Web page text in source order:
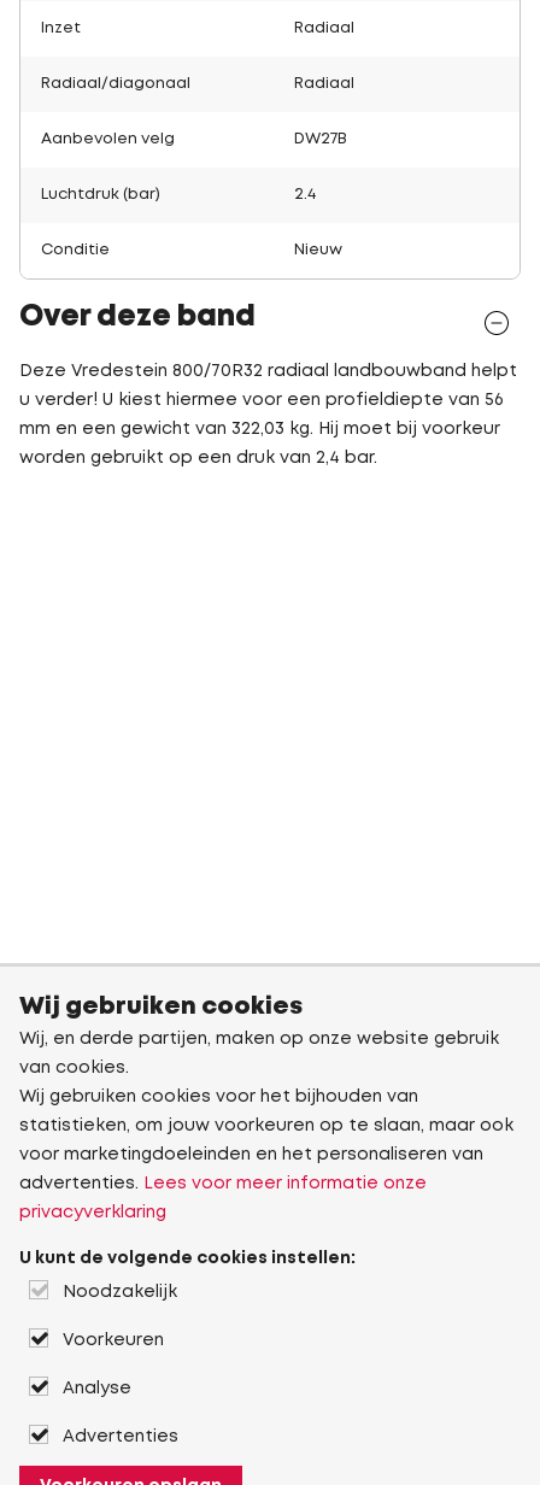
Inzet Radiaal
Radiaal/diagonaal Radiaal
Aanbevolen velg DW27B
Luchtdruk (bar) 2.4
Conditie Nieuw
Over deze band
Deze Vredestein 800/70R32 radiaal landbouwband helpt
u verder! U kiest hiermee voor een profieldiepte van 56
mm en een gewicht van 322,03 kg. Hij moet bij voorkeur
worden gebruikt op een druk van 2,4 bar.
Wij gebruiken cookies
Wij, en derde partijen, maken op onze website gebruik
van cookies.
Wij gebruiken cookies voor het bijhouden van
statistieken, om jouw voorkeuren op te slaan, maar ook
voor marketingdoeleinden en het personaliseren van
advertenties.
Lees voor meer informatie onze
privacyverklaring
U kunt de volgende cookies instellen:
Noodzakelijk
Voorkeuren
Analyse
Advertenties